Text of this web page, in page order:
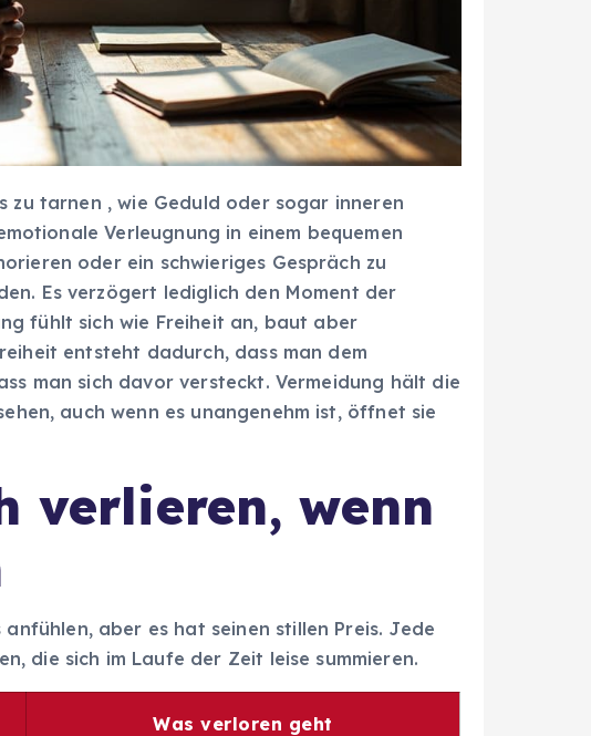
zu tarnen , wie Geduld oder sogar inneren
Verleugnung in einem bequemen
oder ein schwieriges Gespräch zu
Es verzögert lediglich den Moment der
fühlt sich wie Freiheit an, baut aber
entsteht dadurch, dass man dem
man sich davor versteckt. Vermeidung hält die
auch wenn es unangenehm ist, öffnet sie
verlieren, wenn
aber es hat seinen stillen Preis. Jede
die sich im Laufe der Zeit leise summieren.
Was verloren geht